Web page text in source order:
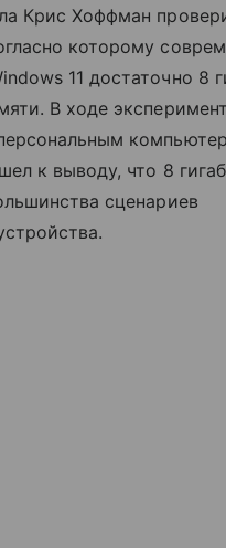
Крис Хоффман
которому
11 достаточно 8
В ходе
к выводу, что 8
сценариев